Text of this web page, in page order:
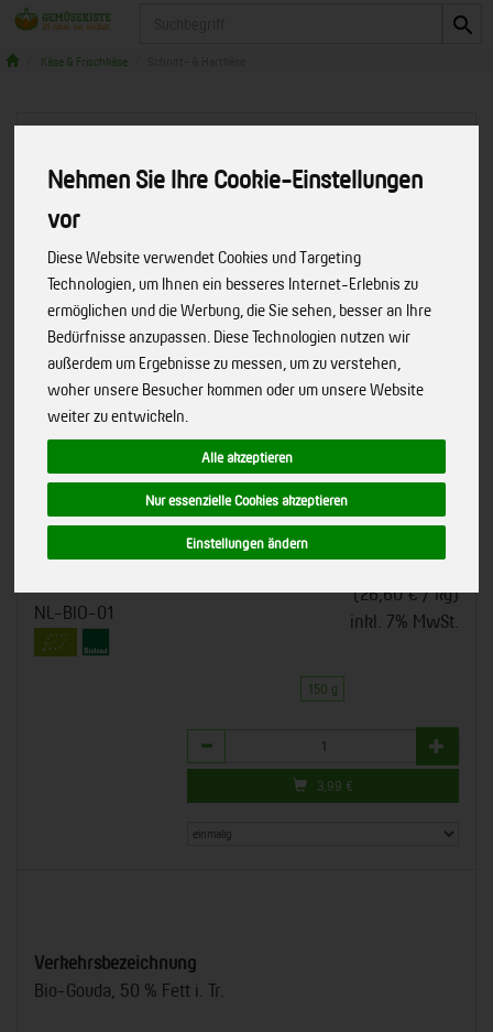
Nehmen Sie Ihre Cookie-Einstellungen
vor
Diese Website verwendet Cookies und Targeting
Technologien, um Ihnen ein besseres Internet-Erlebnis zu
ermöglichen und die Werbung, die Sie sehen, besser an Ihre
Bedürfnisse anzupassen. Diese Technologien nutzen wir
außerdem um Ergebnisse zu messen, um zu verstehen,
woher unsere Besucher kommen oder um unsere Website
weiter zu entwickeln.
Alle akzeptieren
Nur essenzielle Cookies akzeptieren
Einstellungen ändern
Käse & Frischkäse
Gouda mittelalt/pikant - Scheiben
In wiederverschließbarer Verpackung. Herzhaft-
pikanter mittelalter Gouda. Bioland-Qualität.
Besonders aromatisch, da rindengereift.
339061
bioladen, Weiling Coesfeld
NL-BIO-01
3,99 € / 150 g
(26,60 € / kg)
inkl. 7% MwSt.
150 g
Anzahl
3,99 €
Verkehrsbezeichnung
Bio-Gouda, 50 % Fett i. Tr.